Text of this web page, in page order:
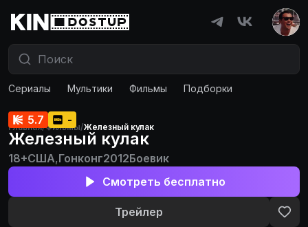
Сериалы Мультики Фильмы Подборки
Главная/Фильмы/Железный кулак
5.7 -
Железный кулак
18+США,Гонконг2012Боевик
Смотреть бесплатно
Трейлер